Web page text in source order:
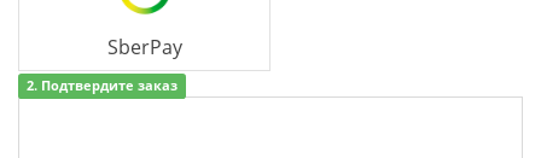
SberPay
2. Подтвердите заказ